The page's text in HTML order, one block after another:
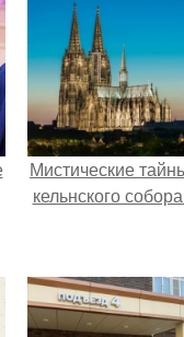
Мистические
кельнского